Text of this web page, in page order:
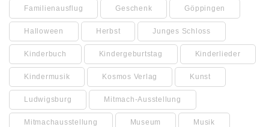
Familienausflug Geschenk Göppingen
Halloween Herbst Junges Schloss
Kinderbuch Kindergeburtstag Kinderlieder
Kindermusik Kosmos Verlag Kunst
Ludwigsburg Mitmach-Ausstellung
Mitmachausstellung Museum Musik